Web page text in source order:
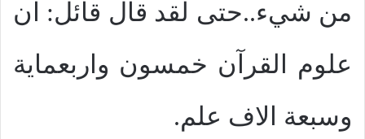
من شيء..حتى لقد قال قائل: ان
علوم القرآن خمسون واربعماية
وسبعة الاف علم.